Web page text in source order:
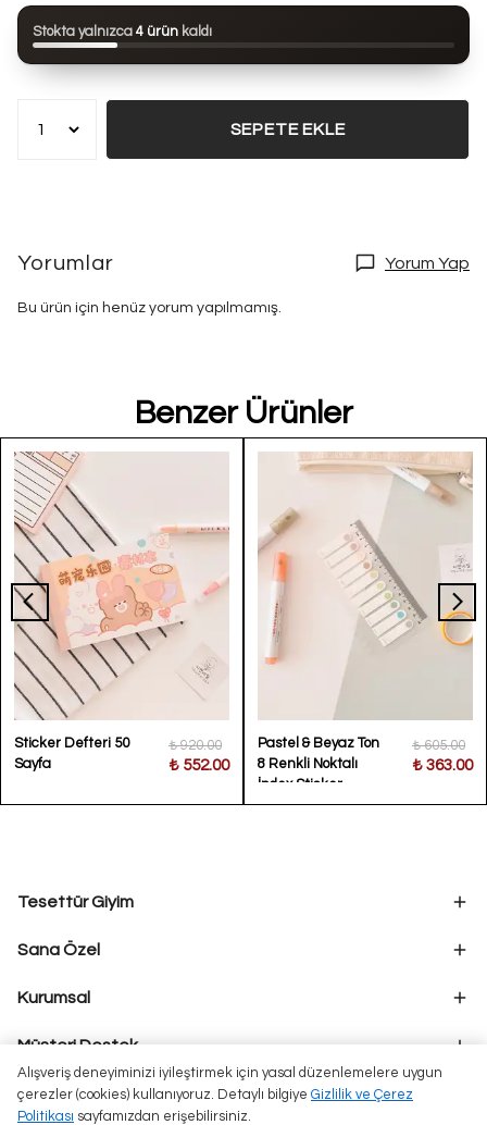
Alışveriş deneyiminizi iyileştirmek için yasal düzenlemelere uygun
çerezler (cookies) kullanıyoruz. Detaylı bilgiye Gizlilik ve Çerez
Politikası sayfamızdan erişebilirsiniz.
Bu ürün son 24 saatte67 kezgörüntülendi
Stokta yalnızca 4 ürün kaldı
SEPETE EKLE
Yorumlar Yorum Yap
Bu ürün için henüz yorum yapılmamış.
Benzer Ürünler
Sticker Defteri 50
Sayfa
₺ 920.00
₺ 552.00
Pastel & Beyaz Ton
8 Renkli Noktalı
İndex Sticker
₺ 605.00
₺ 363.00
Tesettür Giyim
Sana Özel
Kurumsal
Müşteri Destek